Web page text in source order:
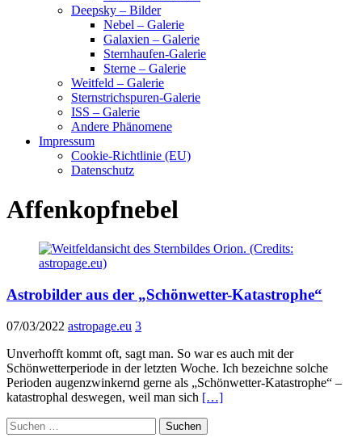
Deepsky – Bilder
Nebel – Galerie
Galaxien – Galerie
Sternhaufen-Galerie
Sterne – Galerie
Weitfeld – Galerie
Sternstrichspuren-Galerie
ISS – Galerie
Andere Phänomene
Impressum
Cookie-Richtlinie (EU)
Datenschutz
Affenkopfnebel
Astrobilder aus der „Schönwetter-Katastrophe“
07/03/2022 astropage.eu 3
Unverhofft kommt oft, sagt man. So war es auch mit der
Schönwetterperiode in der letzten Woche. Ich bezeichne solche
Perioden augenzwinkernd gerne als „Schönwetter-Katastrophe“ –
katastrophal deswegen, weil man sich […]
Suchen
nach: